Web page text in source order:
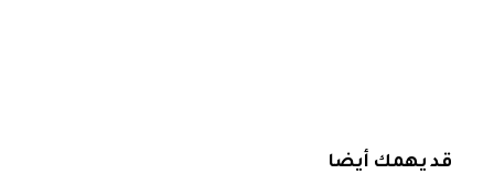
قد يهمك أيضا